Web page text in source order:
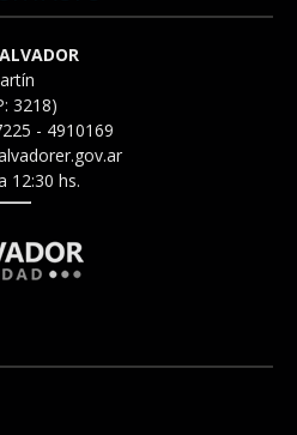
3218)
- 4910169
12:30 hs.